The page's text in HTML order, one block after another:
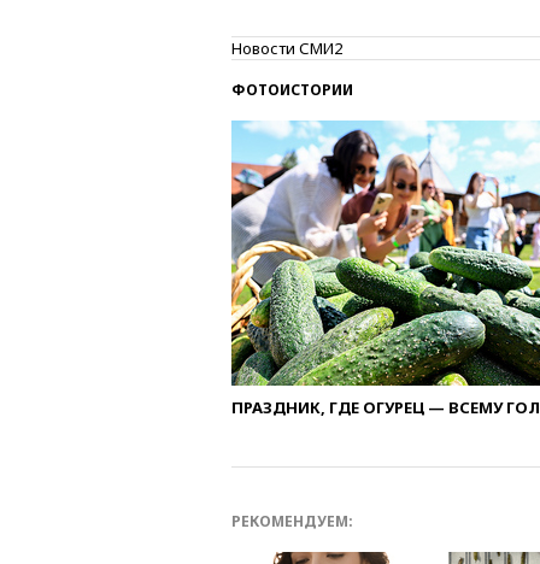
Новости СМИ2
ФОТОИСТОРИИ
ПРАЗДНИК, ГДЕ ОГУРЕЦ — ВСЕМУ
РЕКОМЕНДУЕМ: